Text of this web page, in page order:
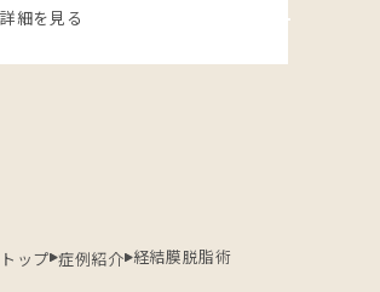
詳細を見る
トップ 症例紹介 経結膜脱脂術